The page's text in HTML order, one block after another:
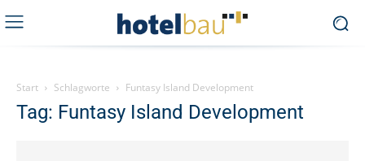
Start Schlagworte Funtasy Island Development
Tag: Funtasy Island Development